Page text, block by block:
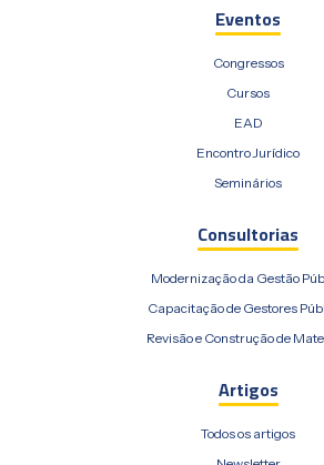
Eventos
Congressos
Cursos
EAD
Encontro Jurídico
Seminários
Consultorias
Modernização da Gestão
Capacitação de Gestores
Revisão e Construção de
Artigos
Todos os artigos